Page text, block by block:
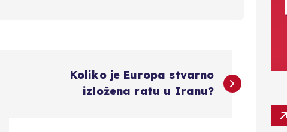
Koliko je Europa stvarno
izložena ratu u Iranu?